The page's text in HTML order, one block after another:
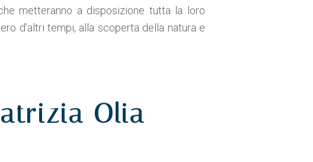
metteranno a disposizione tutta la loro
d’altri tempi, alla scoperta della natura e
Olia